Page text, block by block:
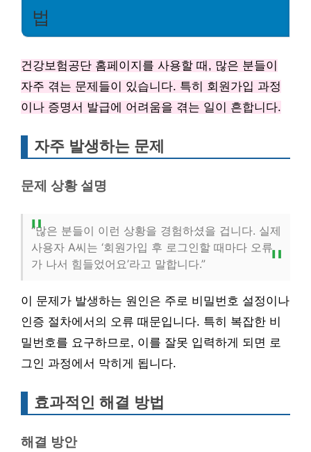
법
건강보험공단 홈페이지를 사용할 때, 많은 분들이
자주 겪는 문제들이 있습니다. 특히 회원가입 과정
이나 증명서 발급에 어려움을 겪는 일이 흔합니다.
자주 발생하는 문제
문제 상황 설명
“많은 분들이 이런 상황을 경험하셨을 겁니다. 실제
사용자 A씨는 ‘회원가입 후 로그인할 때마다 오류
가 나서 힘들었어요’라고 말합니다.”
이 문제가 발생하는 원인은 주로 비밀번호 설정이나
인증 절차에서의 오류 때문입니다. 특히 복잡한 비
밀번호를 요구하므로, 이를 잘못 입력하게 되면 로
그인 과정에서 막히게 됩니다.
효과적인 해결 방법
해결 방안